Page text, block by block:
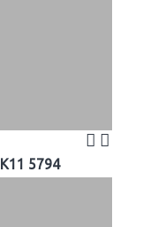
K11 5794